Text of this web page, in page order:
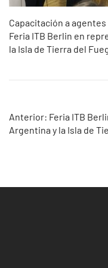
Capacitación a
Feria ITB Berlin en
la Isla de Tierra del
Navegación
de
Anterior: Feria ITB
Argentina y la Isla de